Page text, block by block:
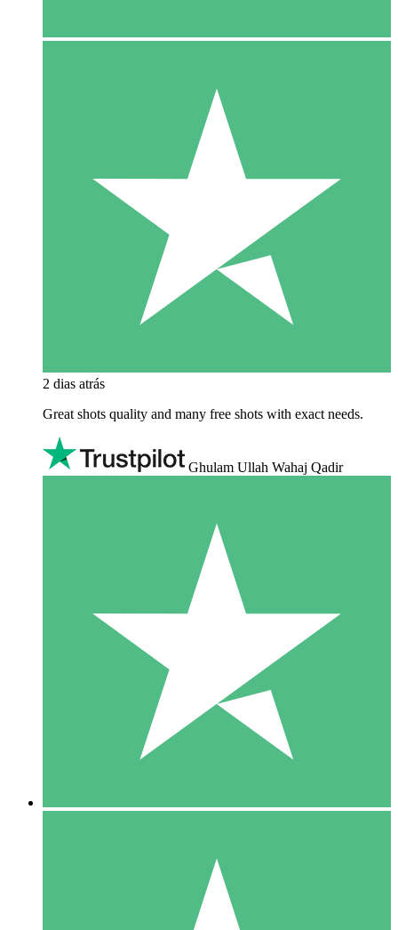
2 dias atrás
Great shots quality and many free shots with exact needs.
Ghulam Ullah Wahaj Qadir